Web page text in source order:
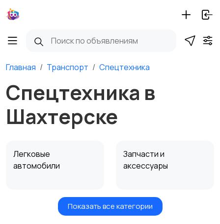
Главная Транспорт Спецтехника
Спецтехника в
Шахтерске
Легковые
автомобили
Запчасти и
аксессуары
Водный транспорт Автобусы и грузовики
Показать все категории